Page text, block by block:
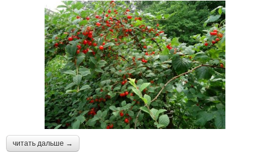
читать дальше →